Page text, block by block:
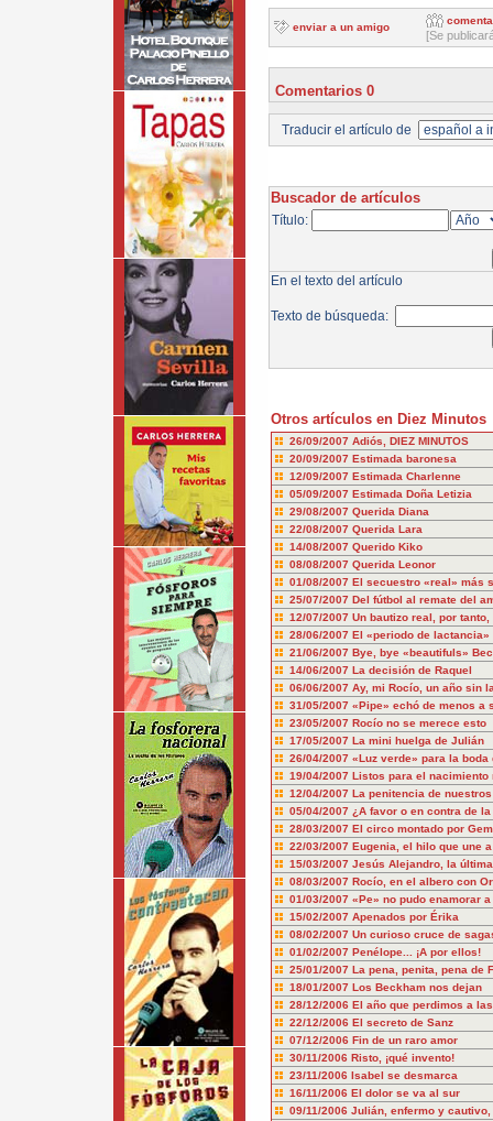
enviar a un amigo
[Se
Comentarios 0
Traducir el artículo de
Buscador de artículos
Título:
En el texto del artículo
Texto de búsqueda:
Otros artículos en Diez Minutos
26/09/2007 Adiós, DIEZ MINUTOS
20/09/2007 Estimada baronesa
12/09/2007 Estimada Charlenne
05/09/2007 Estimada Doña Letizia
29/08/2007 Querida Diana
22/08/2007 Querida Lara
14/08/2007 Querido Kiko
08/08/2007 Querida Leonor
01/08/2007 El secuestro «real» más
25/07/2007 Del fútbol al remate del
12/07/2007 Un bautizo real, por
28/06/2007 El «periodo de lactancia»
21/06/2007 Bye, bye «beautifuls»
14/06/2007 La decisión de Raquel
06/06/2007 Ay, mi Rocío, un año sin
31/05/2007 «Pipe» echó de menos a
23/05/2007 Rocío no se merece esto
17/05/2007 La mini huelga de Julián
26/04/2007 «Luz verde» para la boda
19/04/2007 Listos para el nacimiento
12/04/2007 La penitencia de
05/04/2007 ¿A favor o en contra de
28/03/2007 El circo montado por
22/03/2007 Eugenia, el hilo que une
15/03/2007 Jesús Alejandro, la
08/03/2007 Rocío, en el albero con
01/03/2007 «Pe» no pudo enamorar
15/02/2007 Apenados por Érika
08/02/2007 Un curioso cruce de
01/02/2007 Penélope... ¡A por ellos!
25/01/2007 La pena, penita, pena de
18/01/2007 Los Beckham nos dejan
28/12/2006 El año que perdimos a
22/12/2006 El secreto de Sanz
07/12/2006 Fin de un raro amor
30/11/2006 Risto, ¡qué invento!
23/11/2006 Isabel se desmarca
16/11/2006 El dolor se va al sur
09/11/2006 Julián, enfermo y